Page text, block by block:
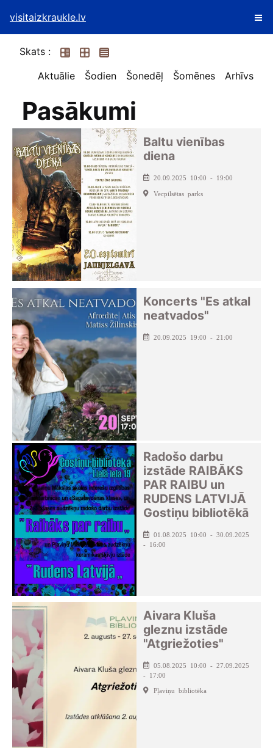
visitaizkraukle.lv
Skats :
Aktuālie
Šodien Šonedēļ Šomēnes Arhīvs
Pasākumi
Baltu vienības
diena
20.09.2025 10:00 - 19:00
Vecpilsētas parks
Koncerts "Es atkal
neatvados"
20.09.2025 19:00 - 21:00
Radošo darbu
izstāde RAIBĀKS
PAR RAIBU un
RUDENS LATVIJĀ
Gostiņu bibliotēkā
01.08.2025 10:00 - 30.09.2025
- 16:00
Aivara Kluša
gleznu izstāde
"Atgriežoties"
05.08.2025 10:00 - 27.09.2025
- 17:00
Pļaviņu bibliotēka